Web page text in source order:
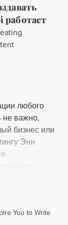
работает
любого
не важно,
бизнес или
Энн
и
она
контенту
страницам,
You to Write